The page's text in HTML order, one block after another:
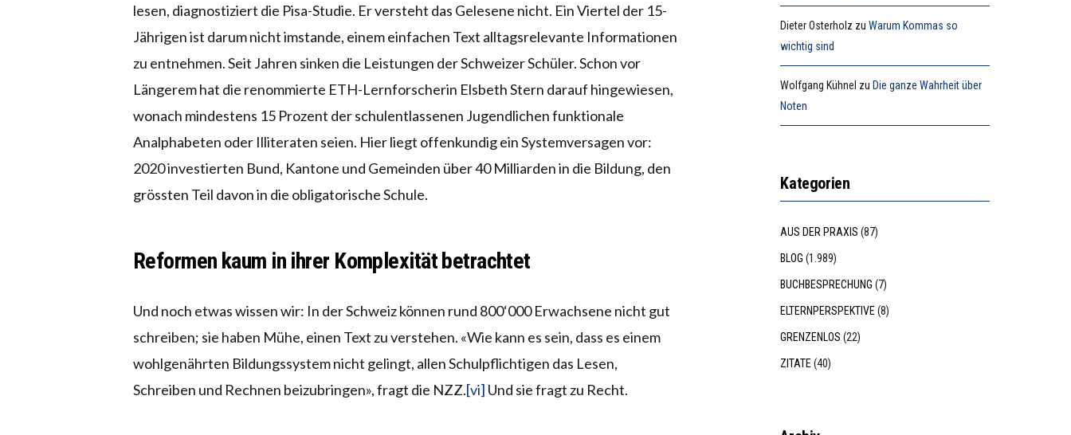
lesen, diagnostiziert die Pisa-Studie. Er versteht das Gelesene nicht. Ein Viertel der 15-
Jährigen ist darum nicht imstande, einem einfachen Text alltagsrelevante Informationen
zu entnehmen. Seit Jahren sinken die Leistungen der Schweizer Schüler. Schon vor
Längerem hat die renommierte ETH-Lernforscherin Elsbeth Stern darauf hingewiesen,
wonach mindestens 15 Prozent der schulentlassenen Jugendlichen funktionale
Analphabeten oder Illiteraten seien. Hier liegt offenkundig ein Systemversagen vor:
2020 investierten Bund, Kantone und Gemeinden über 40 Milliarden in die Bildung, den
grössten Teil davon in die obligatorische Schule.
Reformen kaum in ihrer Komplexität betrachtet
Und noch etwas wissen wir: In der Schweiz können rund 800‘000 Erwachsene nicht gut
schreiben; sie haben Mühe, einen Text zu verstehen. «Wie kann es sein, dass es einem
wohlgenährten Bildungssystem nicht gelingt, allen Schulpflichtigen das Lesen,
Schreiben und Rechnen beizubringen», fragt die NZZ.[vi] Und sie fragt zu Recht.
Dieter Osterholz zuWarum Kommas so
wichtig sind
Wolfgang Kühnel zu Die ganze Wahrheit über
Noten
Kategorien
AUS DER PRAXIS (87)
BLOG (1.989)
BUCHBESPRECHUNG (7)
ELTERNPERSPEKTIVE(8)
GRENZENLOS (22)
ZITATE(40)